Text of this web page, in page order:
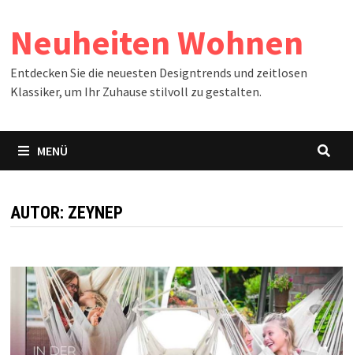
Inhalt
springen
Neuheiten Wohnen
Entdecken Sie die neuesten Designtrends und zeitlosen
Klassiker, um Ihr Zuhause stilvoll zu gestalten.
MENÜ
AUTOR: ZEYNEP